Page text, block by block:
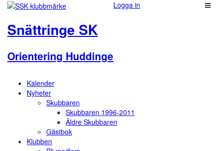
Logga in
Snättringe SK
Orientering Huddinge
Kalender
Nyheter
Skubbaren
Skubbaren 1996-2011
Äldre Skubbaren
Gästbok
Klubben